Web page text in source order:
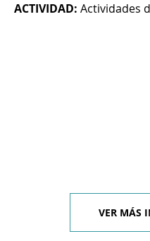
ACTIVIDAD: Actividades
VER MÁS